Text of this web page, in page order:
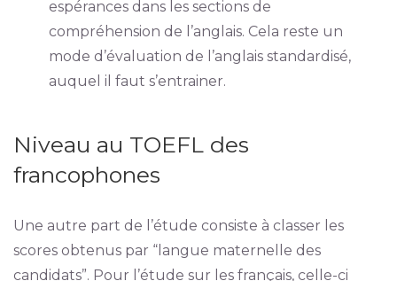
espérances dans les sections de
compréhension de l’anglais. Cela reste un
mode d’évaluation de l’anglais standardisé,
auquel il faut s’entrainer.
Niveau au TOEFL des
francophones
Une autre part de l’étude consiste à classer les
scores obtenus par “langue maternelle des
candidats”. Pour l’étude sur les français, celle-ci